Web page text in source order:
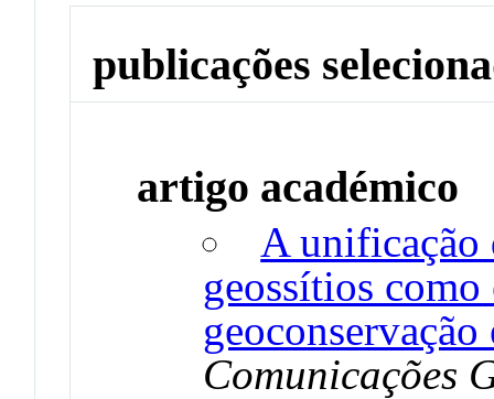
publicações
artigo académico
A unificação
geossítios como
Comunicações